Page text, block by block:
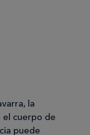
la
el cuerpo de
puede